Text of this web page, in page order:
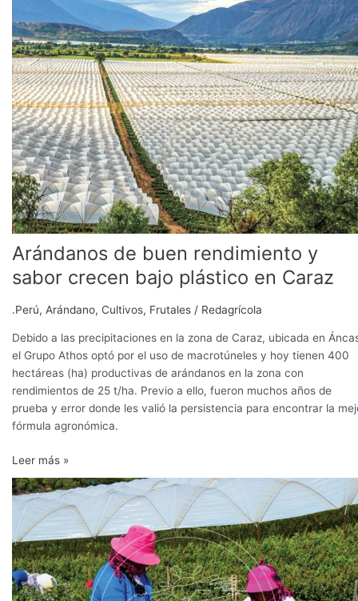
Arándanos de buen rendimiento y
sabor crecen bajo plástico en Caraz
.Perú, Arándano, Cultivos, Frutales / Redagrícola
Debido a las precipitaciones en la zona de Caraz, ubicada en
el Grupo Athos optó por el uso de macrotúneles y hoy tienen 400
hectáreas (ha) productivas de arándanos en la zona con
rendimientos de 25 t/ha. Previo a ello, fueron muchos años de
prueba y error donde les valió la persistencia para encontrar la
fórmula agronómica.
rendimiento
y
sabor
crecen
bajo
plástico
en
Caraz
Leer más »
Athos
y
potencial
del
arándano
en